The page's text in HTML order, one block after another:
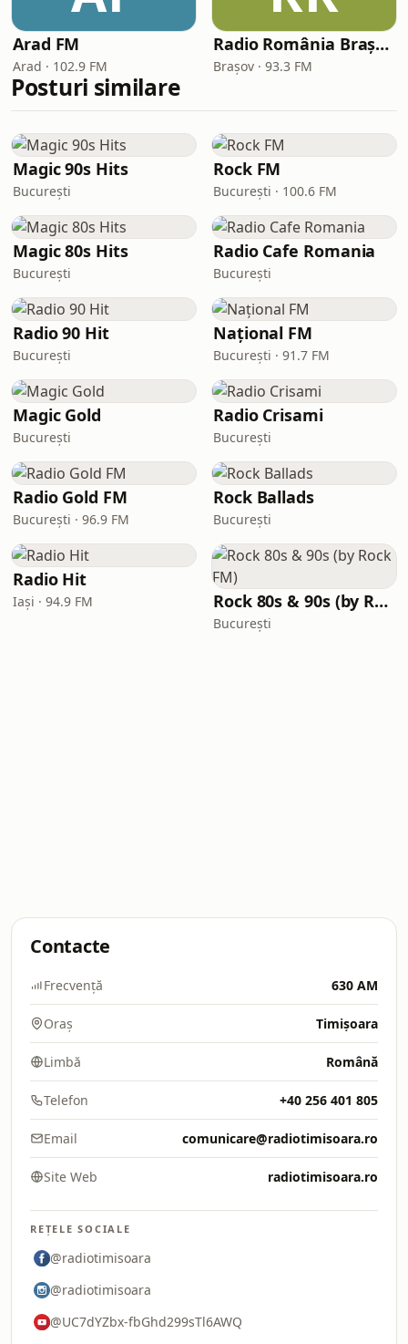
Arad FM
Arad · 102.9 FM
Radio România Brașov FM
Brașov · 93.3 FM
Posturi similare
Magic 90s Hits
București
Rock FM
București · 100.6 FM
Magic 80s Hits
București
Radio Cafe Romania
București
Radio 90 Hit
București
Național FM
București · 91.7 FM
Magic Gold
București
Radio Crisami
București
Radio Gold FM
București · 96.9 FM
Rock Ballads
București
Radio Hit
Iași · 94.9 FM Rock 80s & 90s (by Rock FM)
București
Contacte
Frecvență 630 AM
Oraș Timișoara
Limbă Română
Telefon +40 256 401 805
Email comunicare@radiotimisoara.ro
Site Web radiotimisoara.ro
REȚELE SOCIALE
@radiotimisoara
@radiotimisoara
@UC7dYZbx-fbGhd299sTl6AWQ